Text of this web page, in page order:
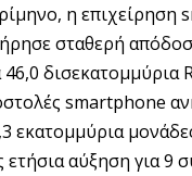
η επιχείρηση
σταθερή
δισεκατομμύρια
smartphone
εκατομμύρια
ετήσια αύξηση για 9